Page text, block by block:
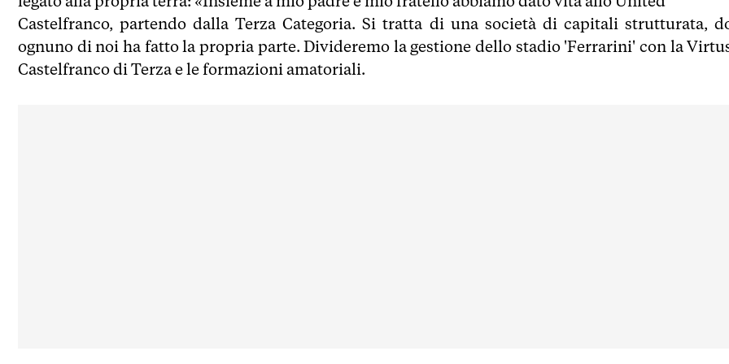
Castelfranco, partendo dalla Terza Categoria. Si tratta di una società di capitali strutturata,
ognuno di noi ha fatto la propria parte. Divideremo la gestione dello stadio 'Ferrarini' con la
Castelfranco di Terza e le formazioni amatoriali.